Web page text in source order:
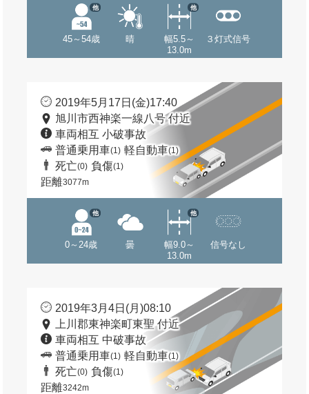
45～54歳
他
晴
幅5.5～
13.0m
他
３灯式信号
2019年5月17日(金)17:40
旭川市西神楽一線八号 付近
車両相互 小破事故
普通乗用車(1) 軽自動車(1)
死亡(0) 負傷(1)
距離3077m
0～24歳
他
曇
幅9.0～
13.0m
他
信号なし
2019年3月4日(月)08:10
上川郡東神楽町東聖 付近
車両相互 中破事故
普通乗用車(1) 軽自動車(1)
死亡(0) 負傷(1)
距離3242m